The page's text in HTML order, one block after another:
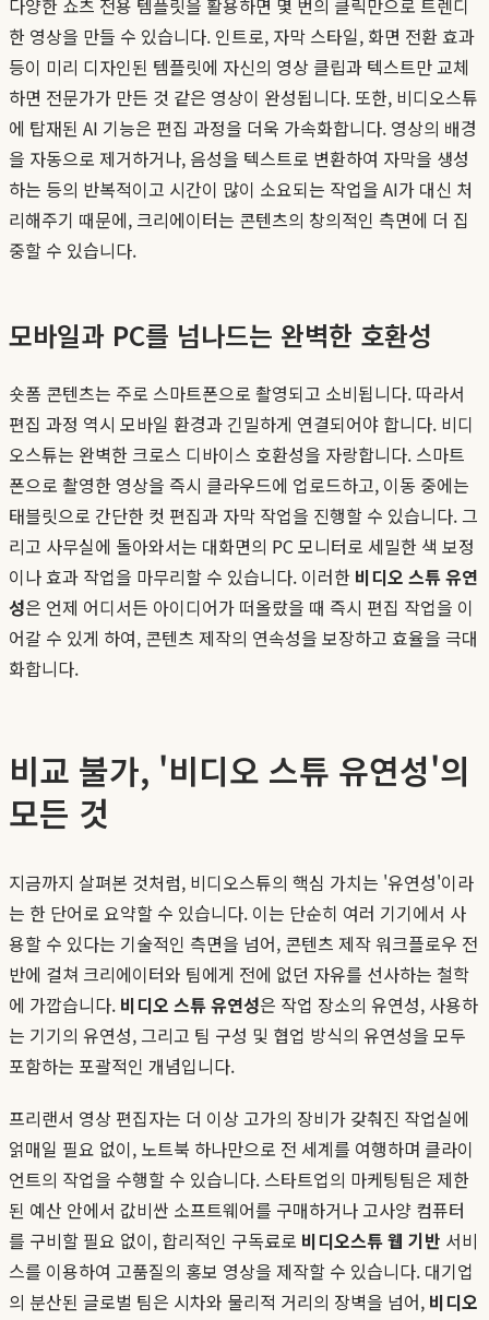
다양한 쇼츠 전용 템플릿을 활용하면 몇 번의 클릭만으로 트렌디
한 영상을 만들 수 있습니다. 인트로, 자막 스타일, 화면 전환 효과
등이 미리 디자인된 템플릿에 자신의 영상 클립과 텍스트만 교체
하면 전문가가 만든 것 같은 영상이 완성됩니다. 또한, 비디오스튜
에 탑재된 AI 기능은 편집 과정을 더욱 가속화합니다. 영상의 배경
을 자동으로 제거하거나, 음성을 텍스트로 변환하여 자막을 생성
하는 등의 반복적이고 시간이 많이 소요되는 작업을 AI가 대신 처
리해주기 때문에, 크리에이터는 콘텐츠의 창의적인 측면에 더 집
중할 수 있습니다.
모바일과 PC를 넘나드는 완벽한 호환성
숏폼 콘텐츠는 주로 스마트폰으로 촬영되고 소비됩니다. 따라서
편집 과정 역시 모바일 환경과 긴밀하게 연결되어야 합니다. 비디
오스튜는 완벽한 크로스 디바이스 호환성을 자랑합니다. 스마트
폰으로 촬영한 영상을 즉시 클라우드에 업로드하고, 이동 중에는
태블릿으로 간단한 컷 편집과 자막 작업을 진행할 수 있습니다. 그
리고 사무실에 돌아와서는 대화면의 PC 모니터로 세밀한 색 보정
이나 효과 작업을 마무리할 수 있습니다. 이러한 비디오 스튜 유연
성은 언제 어디서든 아이디어가 떠올랐을 때 즉시 편집 작업을 이
어갈 수 있게 하여, 콘텐츠 제작의 연속성을 보장하고 효율을 극대
화합니다.
비교 불가, '비디오 스튜 유연성'의
모든 것
지금까지 살펴본 것처럼, 비디오스튜의 핵심 가치는 '유연성'이라
는 한 단어로 요약할 수 있습니다. 이는 단순히 여러 기기에서 사
용할 수 있다는 기술적인 측면을 넘어, 콘텐츠 제작 워크플로우 전
반에 걸쳐 크리에이터와 팀에게 전에 없던 자유를 선사하는 철학
에 가깝습니다. 비디오 스튜 유연성은 작업 장소의 유연성, 사용하
는 기기의 유연성, 그리고 팀 구성 및 협업 방식의 유연성을 모두
포함하는 포괄적인 개념입니다.
프리랜서 영상 편집자는 더 이상 고가의 장비가 갖춰진 작업실에
얽매일 필요 없이, 노트북 하나만으로 전 세계를 여행하며 클라이
언트의 작업을 수행할 수 있습니다. 스타트업의 마케팅팀은 제한
된 예산 안에서 값비싼 소프트웨어를 구매하거나 고사양 컴퓨터
를 구비할 필요 없이, 합리적인 구독료로 비디오스튜 웹 기반 서비
스를 이용하여 고품질의 홍보 영상을 제작할 수 있습니다. 대기업
의 분산된 글로벌 팀은 시차와 물리적 거리의 장벽을 넘어, 비디오